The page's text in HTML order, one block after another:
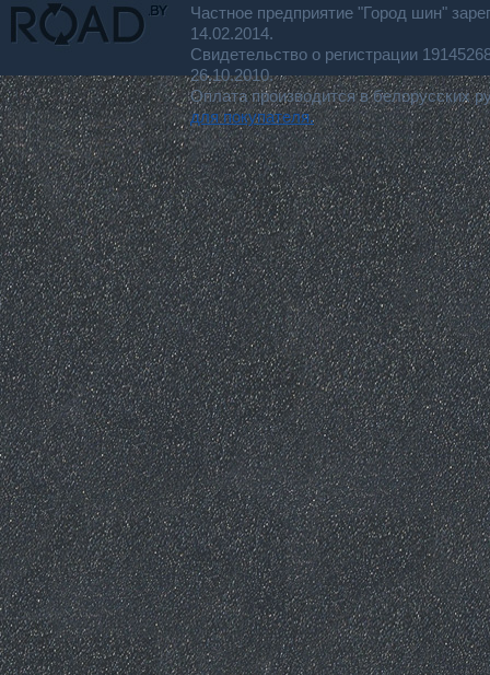
Частное предприятие "Город шин"
14.02.2014.
Свидетельство о регистрации
26.10.2010.
Оплата производится в белорусских
для покупателя.